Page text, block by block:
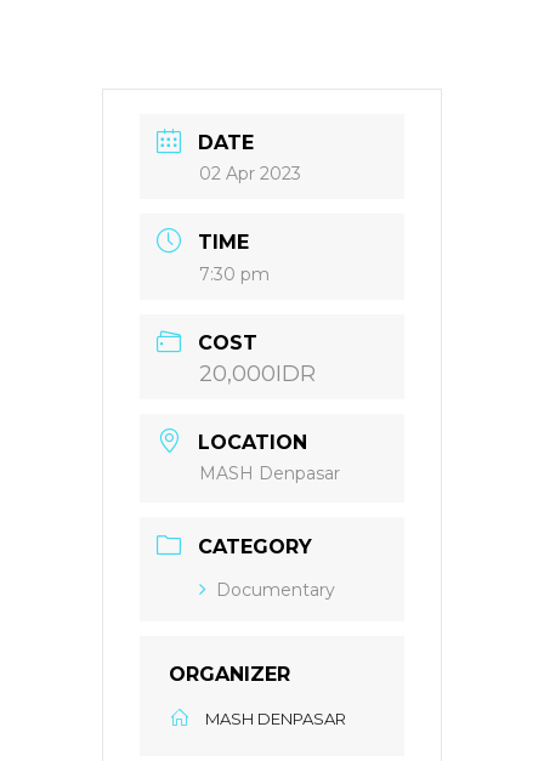
DATE
02 Apr 2023
TIME
7:30 pm
COST
20,000IDR
LOCATION
MASH Denpasar
CATEGORY
Documentary
ORGANIZER
MASH DENPASAR